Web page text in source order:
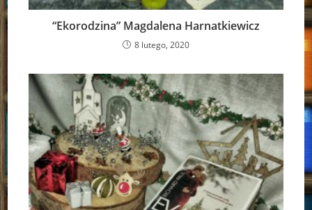
“Ekorodzina” Magdalena Harnatkiewicz
8 lutego, 2020